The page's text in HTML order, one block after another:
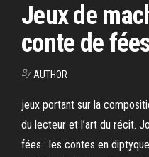
Jeux de
conte de
By AUTHOR
jeux portant sur la
du lecteur et l’art du récit.
fées : les contes en